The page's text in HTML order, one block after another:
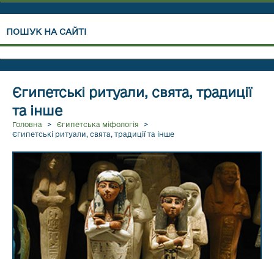
ПОШУК НА САЙТІ
Єгипетські ритуали, свята, традиції
та інше
Головна > Єгипетська міфологія
>
Єгипетські ритуали, свята, традиції та інше